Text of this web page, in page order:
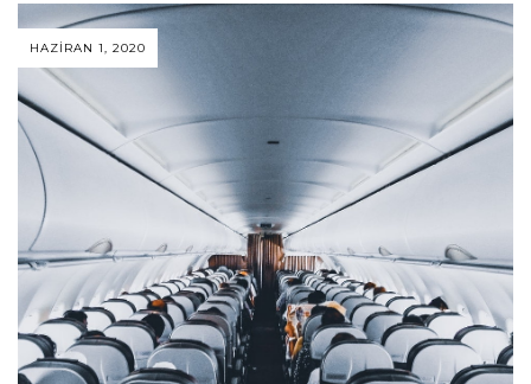
HAZIRAN 1, 2020